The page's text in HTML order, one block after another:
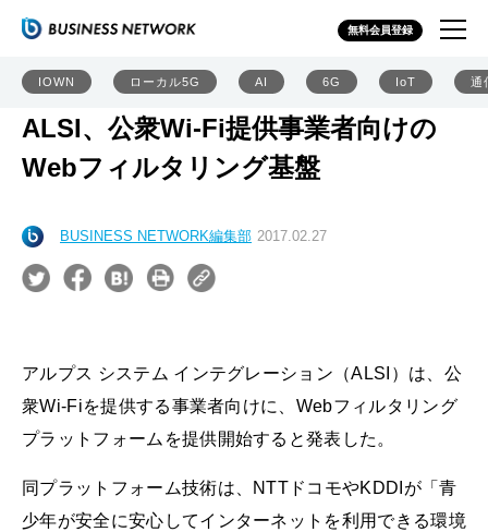
無料会員登録
IOWN ローカル5G AI 6G IoT 通
ALSI、公衆Wi-Fi提供事業者向けの
Webフィルタリング基盤
BUSINESS NETWORK編集部 2017.02.27
アルプス システム インテグレーション（ALSI）は、公
衆Wi-Fiを提供する事業者向けに、Webフィルタリング
プラットフォームを提供開始すると発表した。
同プラットフォーム技術は、NTTドコモやKDDIが「青
少年が安全に安心してインターネットを利用できる環境